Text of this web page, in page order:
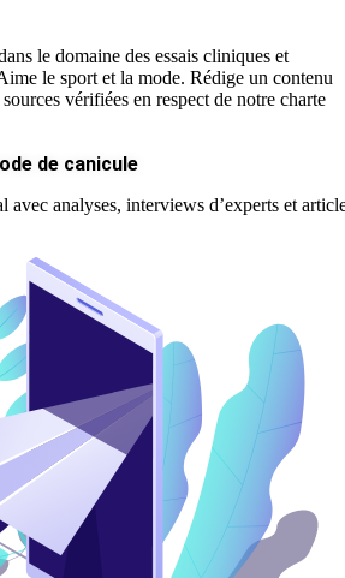
le domaine des essais cliniques et
le sport et la mode. Rédige un contenu
vérifiées en respect de notre charte
de canicule
avec analyses, interviews d’experts et